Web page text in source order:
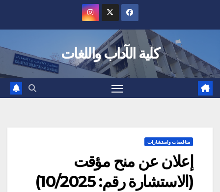
كلية الآداب واللغات
مناقصات واستشارات
إعلان عن منح مؤقت
(الاستشارة رقم: 10/2025)